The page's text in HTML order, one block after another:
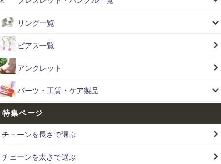
リング一覧
ピアス一覧
アンクレット
パーツ・工賃・ケア製品
特集ページ
チェーンを長さで選ぶ
チェーンを太さで選ぶ